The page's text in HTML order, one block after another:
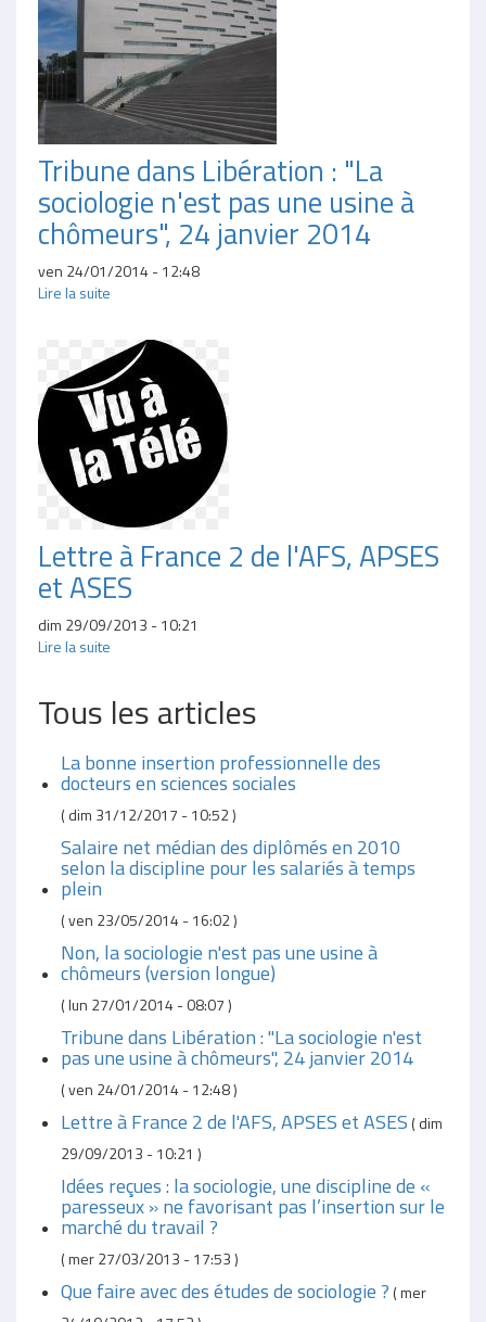
Tribune dans Libération : "La
sociologie n'est pas une usine à
chômeurs", 24 janvier 2014
ven 24/01/2014 - 12:48
Lire la suite
Lettre à France 2 de l'AFS, APSES
et ASES
dim 29/09/2013 - 10:21
Lire la suite
Tous les articles
La bonne insertion professionnelle des
docteurs en sciences sociales
(dim 31/12/2017 - 10:52)
Salaire net médian des diplômés en 2010
selon la discipline pour les salariés à temps
plein
(ven 23/05/2014 - 16:02)
Non, la sociologie n'est pas une usine à
chômeurs (version longue)
(lun 27/01/2014 - 08:07)
Tribune dans Libération : "La sociologie n'est
pas une usine à chômeurs", 24 janvier 2014
(ven 24/01/2014 - 12:48)
Lettre à France 2 de l'AFS, APSES et ASES (dim
29/09/2013 - 10:21 )
Idées reçues : la sociologie, une discipline de «
paresseux » ne favorisant pas l’insertion sur le
marché du travail ?
(mer 27/03/2013 - 17:53)
Que faire avec des études de sociologie ? (mer